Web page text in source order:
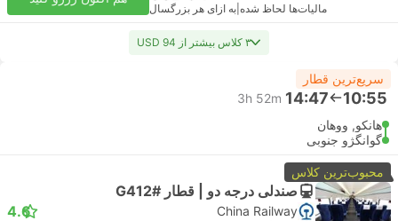
مالیات‌ها لحاظ شده به ازای هر بزرگسال
۳ کلاس بیشتر از USD 94
سریع‌ترین قطار
10:55
14:47
3h 52m
هانکو, ووهان
گوانگژو جنوبی
محبوب‌ترین کلاس
صندلی درجه دو | قطار #G412
China Railway
4.6